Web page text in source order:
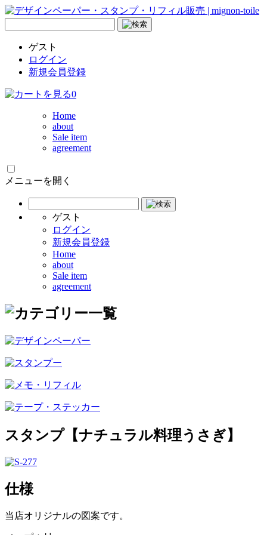
ゲスト
ログイン
新規会員登録
0
Home
about
Sale item
agreement
メニューを開く
ゲスト
ログイン
新規会員登録
Home
about
Sale item
agreement
スタンプ【ナチュラル料理うさぎ】
仕様
当店オリジナルの図案です。